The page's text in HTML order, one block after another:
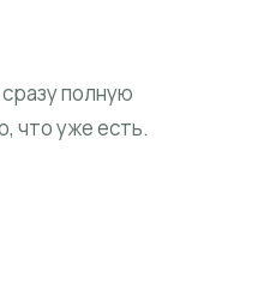
полную
что уже есть.